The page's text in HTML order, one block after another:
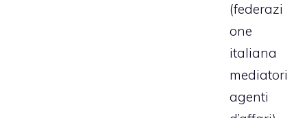
(federazi
one
italiana
mediatori
agenti